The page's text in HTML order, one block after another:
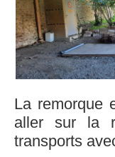
La remorque
aller sur la
transports